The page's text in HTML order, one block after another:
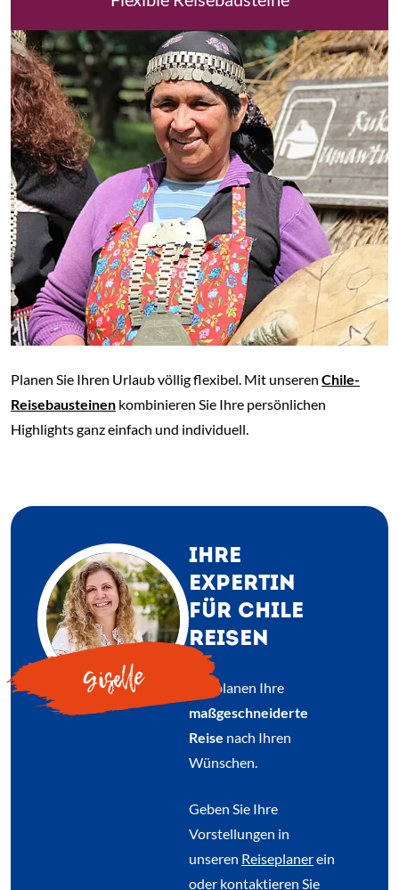
Planen Sie Ihren Urlaub völlig flexibel. Mit unseren Chile-
Reisebausteinen kombinieren Sie Ihre persönlichen
Highlights ganz einfach und individuell.
Giselle
IHRE
EXPERTIN
FÜR CHILE
REISEN
Wir planen Ihre
maßgeschneiderte
Reise nach Ihren
Wünschen.
Geben Sie Ihre
Vorstellungen in
unseren Reiseplaner(Link öffnet
ein
oder kontaktieren Sie